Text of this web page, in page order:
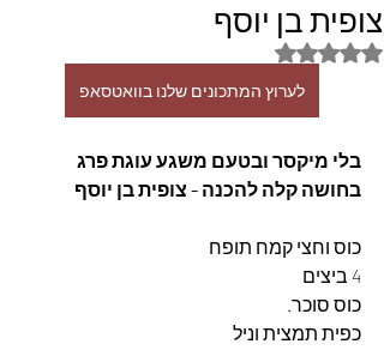
צופית בן יוסף
דירוג של NaN מתוך 5 כוכבים
לערוץ המתכונים שלנו בוואטסאפ
בלי מיקסר ובטעם משגע עוגת פרג
בחושה קלה להכנה - צופית בן יוסף
כוס וחצי קמח תופח
4 ביצים
כוס סוכר.
כפית תמצית וניל